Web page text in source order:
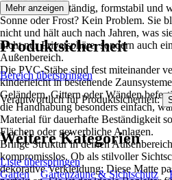
extrem windbeständig, formstabil und
Sonne oder Frost? Kein Problem. Sie
nicht und hält auch nach Jahren, was
nicht nur Privatsphäre, sondern auch
Außenbereich.
Die PVC-Stäbe sind fest miteinander
kinderleicht in bestehende
Geländern, Gittern oder Wänden
die Handhabung besonders einfach,
Material für dauerhafte Beständigkeit
Flächen oder gewerbliche Anlagen.
Bringe Struktur in deinen
kompromisslos. Ob als stilvoller
dekorative Verkleidung: Diese Matte
Mehr anzeigen
Produktsicherheit
Bereich überspringen
Verantwortlich für Produktsicherheit:
Weitere Kategorien
Liste überspringen
Garten
Gartenzäune & Sichtschutz